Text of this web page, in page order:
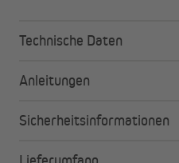
Technische Daten
Anleitungen
Sicherheitsinformationen